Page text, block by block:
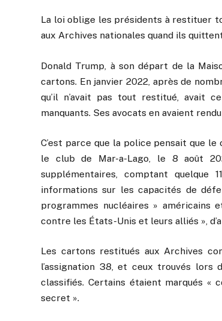
La loi oblige les présidents à restituer
aux Archives nationales quand ils
Donald Trump, à son départ de la
cartons. En janvier 2022, après de
qu’il n’avait pas tout restitué, avait
manquants. Ses avocats en avaient rendu
C’est parce que la police pensait que
le club de Mar-a-Lago, le 8 août
supplémentaires, comptant quelque
informations sur les capacités de
programmes nucléaires » américains
contre les États-Unis et leurs alliés »,
Les cartons restitués aux Archives
l’assignation 38, et ceux trouvés
classifiés. Certains étaient marqués «
secret ».